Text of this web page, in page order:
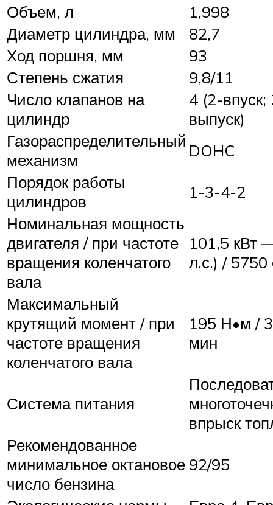
Объем, л
1,998
Диаметр цилиндра, мм
82,7
Ход поршня, мм
93
Степень сжатия
9,8/11
Число клапанов на
цилиндр
4 (2-впуск;
выпуск)
Газораспределительный
механизм
DOHC
Порядок работы
цилиндров
1-3-4-2
Номинальная мощность
двигателя / при частоте
вращения коленчатого
вала
101,5 кВт
л.с.) /
Максимальный
крутящий момент / при
частоте вращения
коленчатого вала
195 Н•м /
мин
Система питания
впрыск
Рекомендованное
минимальное октановое
число бензина
92/95